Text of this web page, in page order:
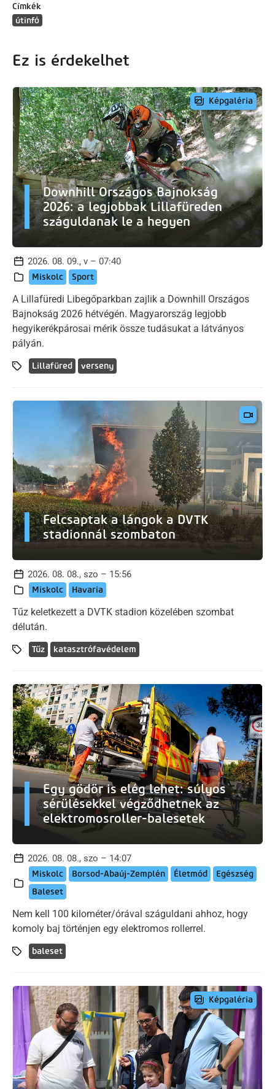
Címkék
útinfó
Ez is érdekelhet
Képgaléria
Downhill Országos Bajnokság
2026: a legjobbak Lillafüreden
száguldanak le a hegyen
2026. 08. 09., v – 07:40
Miskolc Sport
A Lillafüredi Libegőparkban zajlik a Downhill Országos
Bajnokság 2026 hétvégén. Magyarország legjobb
hegyikerékpárosai mérik össze tudásukat a látványos
pályán.
Lillafüred verseny
Felcsaptak a lángok a DVTK
stadionnál szombaton
2026. 08. 08., szo – 15:56
Miskolc Havaria
Tűz keletkezett a DVTK stadion közelében szombat
délután.
Tűz katasztrófavédelem
Egy gödör is elég lehet: súlyos
sérülésekkel végződhetnek az
elektromosroller-balesetek
2026. 08. 08., szo – 14:07
Miskolc Borsod-Abaúj-Zemplén Életmód
Egészség
Baleset
Nem kell 100 kilométer/órával száguldani ahhoz, hogy
komoly baj történjen egy elektromos rollerrel.
baleset
Képgaléria